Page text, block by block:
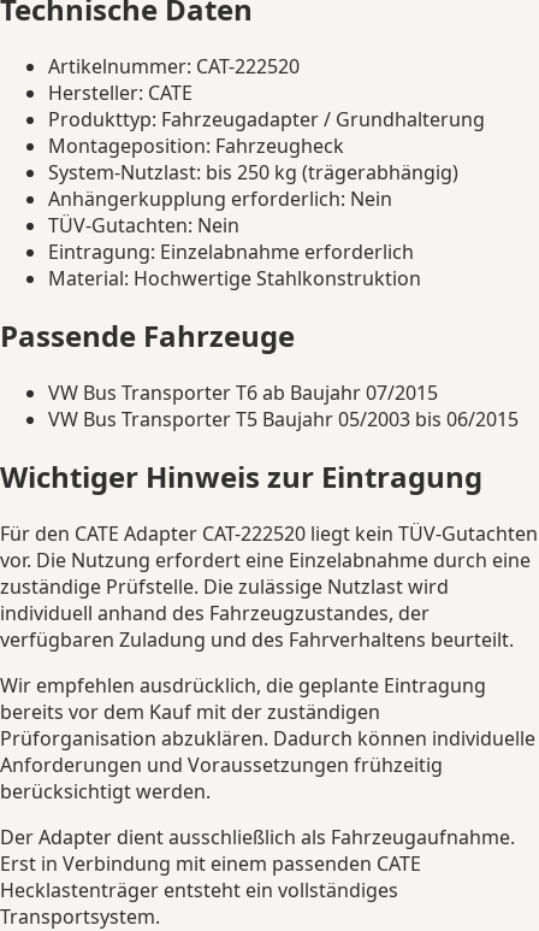
Technische Daten
Artikelnummer: CAT-222520
Hersteller: CATE
Produkttyp: Fahrzeugadapter / Grundhalterung
Montageposition: Fahrzeugheck
System-Nutzlast: bis 250 kg (trägerabhängig)
Anhängerkupplung erforderlich: Nein
TÜV-Gutachten: Nein
Eintragung: Einzelabnahme erforderlich
Material: Hochwertige Stahlkonstruktion
Passende Fahrzeuge
VW Bus Transporter T6 ab Baujahr 07/2015
VW Bus Transporter T5 Baujahr 05/2003 bis 06/2015
Wichtiger Hinweis zur Eintragung
Für den CATE Adapter CAT-222520 liegt kein TÜV-Gutachten
vor. Die Nutzung erfordert eine Einzelabnahme durch eine
zuständige Prüfstelle. Die zulässige Nutzlast wird
individuell anhand des Fahrzeugzustandes, der
verfügbaren Zuladung und des Fahrverhaltens beurteilt.
Wir empfehlen ausdrücklich, die geplante Eintragung
bereits vor dem Kauf mit der zuständigen
Prüforganisation abzuklären. Dadurch können individuelle
Anforderungen und Voraussetzungen frühzeitig
berücksichtigt werden.
Der Adapter dient ausschließlich als Fahrzeugaufnahme.
Erst in Verbindung mit einem passenden CATE
Hecklastenträger entsteht ein vollständiges
Transportsystem.